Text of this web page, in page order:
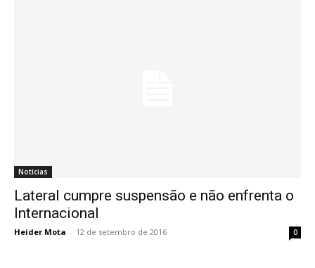
Notícias
Lateral cumpre suspensão e não enfrenta o
Internacional
Heider Mota - 12 de setembro de 2016 0